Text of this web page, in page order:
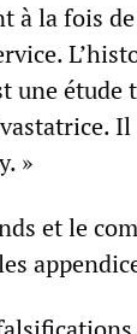
à la fois de
une
»
et le